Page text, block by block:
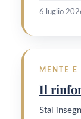
6 luglio
MENTE E
Il
Stai